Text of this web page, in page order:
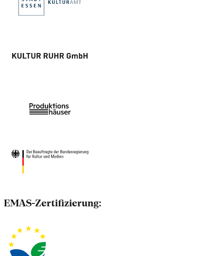
EMAS-Zertifizierung: